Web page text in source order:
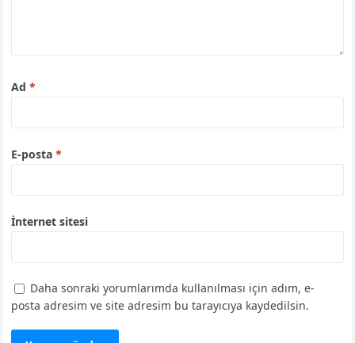
Ad*
E-posta*
İnternet sitesi
Daha sonraki yorumlarımda kullanılması için adım, e-
posta adresim ve site adresim bu tarayıcıya kaydedilsin.